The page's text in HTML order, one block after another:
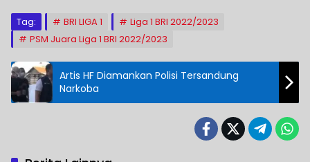
Tag: BRI LIGA 1
Liga 1 BRI 2022/2023
PSM Juara Liga 1 BRI 2022/2023
Artis HF Diamankan Polisi Tersandung
Narkoba